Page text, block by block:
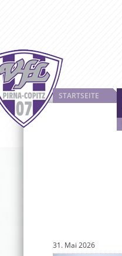
STARTSEITE
31. Mai 2026